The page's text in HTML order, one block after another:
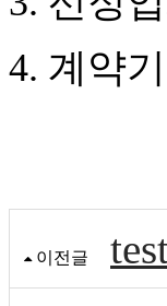
4. 계약
이전글